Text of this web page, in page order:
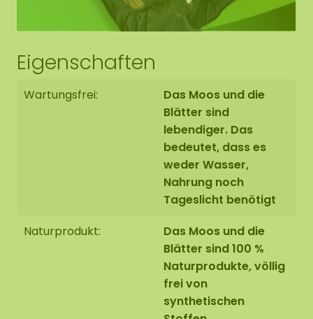
Eigenschaften
Wartungsfrei:
Das Moos und die
Blätter sind
lebendiger. Das
bedeutet, dass es
weder Wasser,
Nahrung noch
Tageslicht benötigt
Naturprodukt:
Das Moos und die
Blätter sind 100 %
Naturprodukte, völlig
frei von
synthetischen